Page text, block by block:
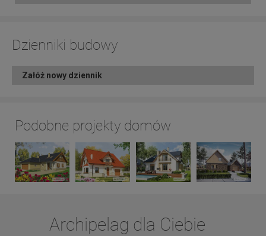
Dzienniki budowy
Załóż nowy dziennik
Podobne projekty domów
Archipelag dla Ciebie